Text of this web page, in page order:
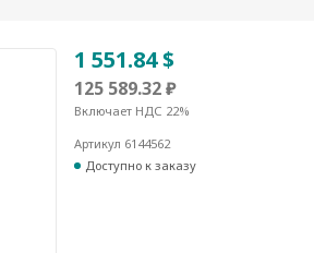
1 551.84 $
125 589.32 ₽
Включает НДС 22%
Артикул 6144562
Доступно к заказу